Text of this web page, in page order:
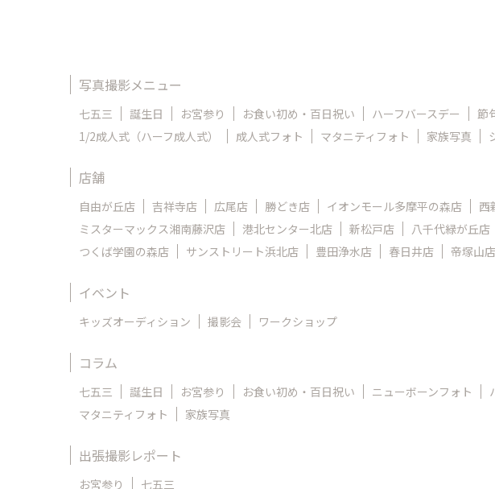
写真撮影メニュー
七五三 誕生日 お宮参り お食い初め・百日祝い ハーフバースデー 節
1/2成人式（ハーフ成人式）
成人式フォト マタニティフォト 家族写真
店舗
自由が丘店 吉祥寺店 広尾店 勝どき店 イオンモール多摩平の森店 西
ミスターマックス湘南藤沢店
港北センター北店 新松戸店 八千代緑が丘店
つくば学園の森店
サンストリート浜北店 豊田浄水店 春日井店 帝塚山店
イベント
キッズオーディション 撮影会 ワークショップ
コラム
七五三 誕生日 お宮参り お食い初め・百日祝い ニューボーンフォト
マタニティフォト
家族写真
出張撮影レポート
お宮参り 七五三